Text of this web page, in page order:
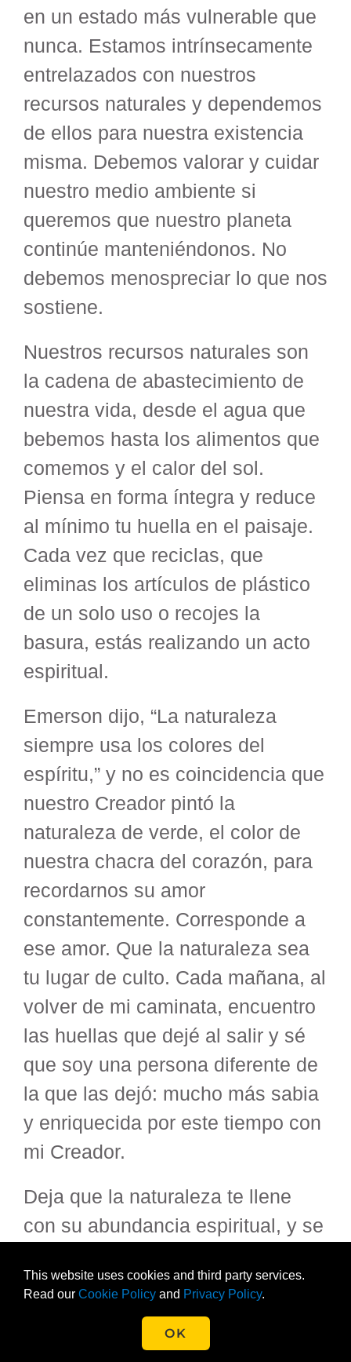
en un estado más vulnerable que
nunca. Estamos intrínsecamente
entrelazados con nuestros
recursos naturales y dependemos
de ellos para nuestra existencia
misma. Debemos valorar y cuidar
nuestro medio ambiente si
queremos que nuestro planeta
continúe manteniéndonos. No
debemos menospreciar lo que nos
sostiene.
Nuestros recursos naturales son
la cadena de abastecimiento de
nuestra vida, desde el agua que
bebemos hasta los alimentos que
comemos y el calor del sol.
Piensa en forma íntegra y reduce
al mínimo tu huella en el paisaje.
Cada vez que reciclas, que
eliminas los artículos de plástico
de un solo uso o recojes la
basura, estás realizando un acto
espiritual.
Emerson dijo, “La naturaleza
siempre usa los colores del
espíritu,” y no es coincidencia que
nuestro Creador pintó la
naturaleza de verde, el color de
nuestra chacra del corazón, para
recordarnos su amor
constantemente. Corresponde a
ese amor. Que la naturaleza sea
tu lugar de culto. Cada mañana, al
volver de mi caminata, encuentro
las huellas que dejé al salir y sé
que soy una persona diferente de
la que las dejó: mucho más sabia
y enriquecida por este tiempo con
mi Creador.
Deja que la naturaleza te llene
con su abundancia espiritual, y se
tu vida.
_________________________
Traducción: Rev. Martha Topel
This website uses cookies and third party services.
Read our Cookie Policy and Privacy Policy.
OK